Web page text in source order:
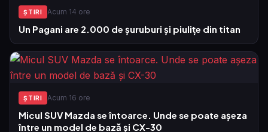
ŞTIRI Acum 14 ore
Un Pagani are 2.000 de șuruburi și piulițe din titan
ŞTIRI Acum 16 ore
Micul SUV Mazda se întoarce. Unde se poate așeza
între un model de bază și CX-30